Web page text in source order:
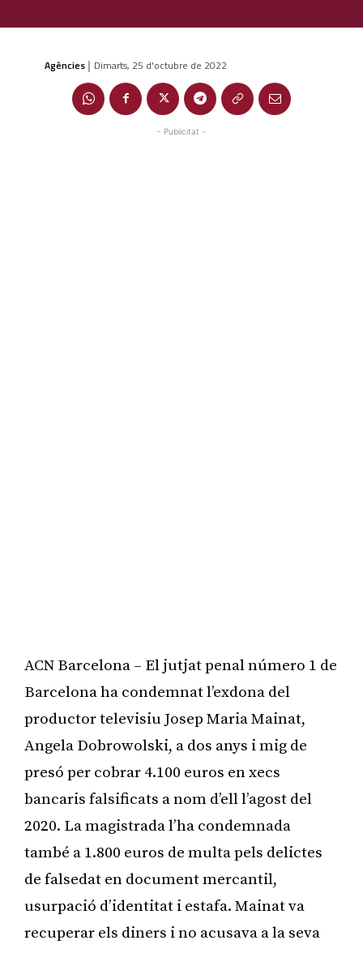
Agències | Dimarts, 25 d'octubre de 2022
- Publicitat -
ACN Barcelona – El jutjat penal número 1 de
Barcelona ha condemnat l’exdona del
productor televisiu Josep Maria Mainat,
Angela Dobrowolski, a dos anys i mig de
presó per cobrar 4.100 euros en xecs
bancaris falsificats a nom d’ell l’agost del
2020. La magistrada l’ha condemnada
també a 1.800 euros de multa pels delictes
de falsedat en document mercantil,
usurpació d’identitat i estafa. Mainat va
recuperar els diners i no acusava a la seva